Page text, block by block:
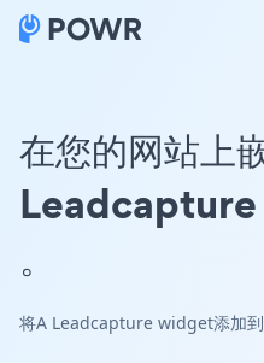
在您的网站上
Leadcapture
。
将A Leadcapture widget添加到